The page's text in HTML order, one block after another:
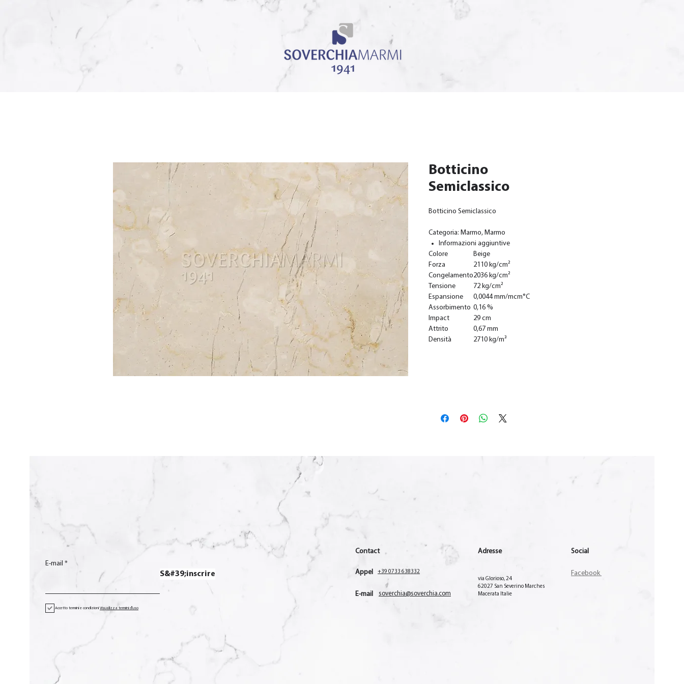
Botticino
Semiclassico
Botticino Semiclassico
Categoria: Marmo, Marmo
Informazioni aggiuntive
Colore
Beige
Forza
2110 kg/cm²
Congelamento2036 kg/cm²
Tensione
72 kg/cm²
Espansione
0,0044 mm/mcm°C
Assorbimento 0,16 %
Impact
29 cm
Attrito
0,67 mm
Densità
2710 kg/m³
E-mail
S&#39;inscrire
Accetto termini e condizioni Visualizza termini d'uso
Contact
Appel +39 0733 638332
E-mail soverchia@soverchia.com
Adresse
via Glorioso, 24
62027 San Severino Marches
Macerata Italie
Social
Facebook